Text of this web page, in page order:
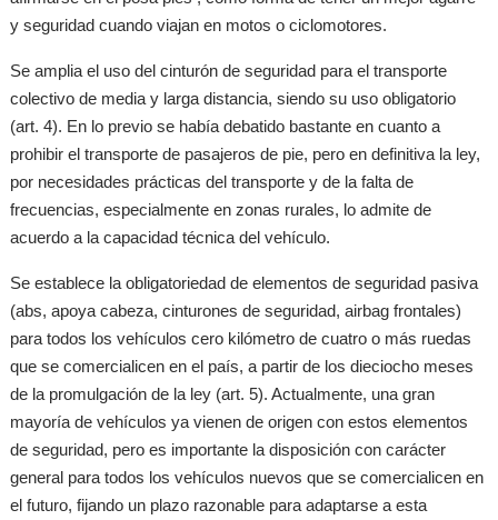
y seguridad cuando viajan en motos o ciclomotores.
Se amplia el uso del cinturón de seguridad para el transporte
colectivo de media y larga distancia, siendo su uso obligatorio
(art. 4). En lo previo se había debatido bastante en cuanto a
prohibir el transporte de pasajeros de pie, pero en definitiva la ley,
por necesidades prácticas del transporte y de la falta de
frecuencias, especialmente en zonas rurales, lo admite de
acuerdo a la capacidad técnica del vehículo.
Se establece la obligatoriedad de elementos de seguridad pasiva
(abs, apoya cabeza, cinturones de seguridad, airbag frontales)
para todos los vehículos cero kilómetro de cuatro o más ruedas
que se comercialicen en el país, a partir de los dieciocho meses
de la promulgación de la ley (art. 5). Actualmente, una gran
mayoría de vehículos ya vienen de origen con estos elementos
de seguridad, pero es importante la disposición con carácter
general para todos los vehículos nuevos que se comercialicen en
el futuro, fijando un plazo razonable para adaptarse a esta